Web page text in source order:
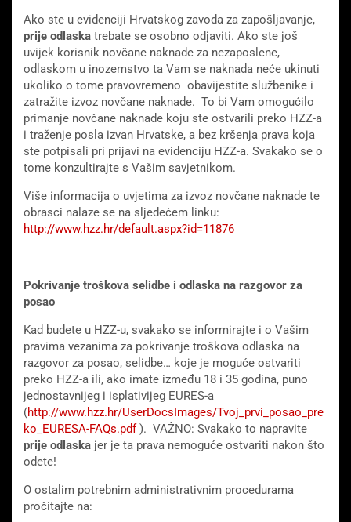
Ako ste u evidenciji Hrvatskog zavoda za zapošljavanje,
prije odlaska trebate se osobno odjaviti. Ako ste još
uvijek korisnik novčane naknade za nezaposlene,
odlaskom u inozemstvo ta Vam se naknada neće ukinuti
ukoliko o tome pravovremeno obavijestite službenike i
zatražite izvoz novčane naknade. To bi Vam omogućilo
primanje novčane naknade koju ste ostvarili preko HZZ-a
i traženje posla izvan Hrvatske, a bez kršenja prava koja
ste potpisali pri prijavi na evidenciju HZZ-a. Svakako se o
tome konzultirajte s Vašim savjetnikom.
Više informacija o uvjetima za izvoz novčane naknade te
obrasci nalaze se na sljedećem linku:
http://www.hzz.hr/default.aspx?id=11876
Pokrivanje troškova selidbe i odlaska na razgovor za
posao
Kad budete u HZZ-u, svakako se informirajte i o Vašim
pravima vezanima za pokrivanje troškova odlaska na
razgovor za posao, selidbe… koje je moguće ostvariti
preko HZZ-a ili, ako imate između 18 i 35 godina, puno
jednostavnijeg i isplativijeg EURES-a
(http://www.hzz.hr/UserDocsImages/Tvoj_prvi_posao_pre
ko_EURESA-FAQs.pdf). VAŽNO: Svakako to napravite
prije odlaska jer je ta prava nemoguće ostvariti nakon što
odete!
O ostalim potrebnim administrativnim procedurama
pročitajte na: